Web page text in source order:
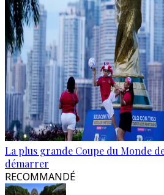
La plus grande Coupe du Monde
démarrer
RECOMMANDÉ